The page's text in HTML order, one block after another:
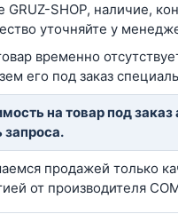
GRUZ-SHOP, наличие,
уточняйте у
временно
его под заказ
на товар под заказ
запроса.
продажей только
от производителя